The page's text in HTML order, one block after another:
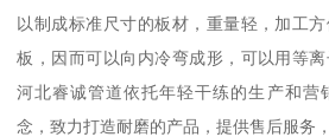
以制成标准尺寸的板材，重量轻，加工
板，因而可以向内冷弯成形，可以用等离
河北睿诚管道依托年轻干练的生产和营
念，致力打造耐磨的产品，提供售后服务